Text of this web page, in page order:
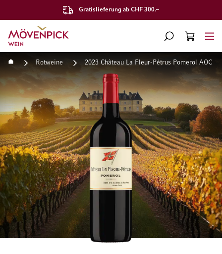
Gratislieferung ab CHF 300.–
Zur Startseite
SUCHE
WARENKORB
Startseite Rotweine 2023 Château La Fleur-Pétrus Pomerol AOC
Zum Ende der Bildgalerie springen
Zum Anfang der